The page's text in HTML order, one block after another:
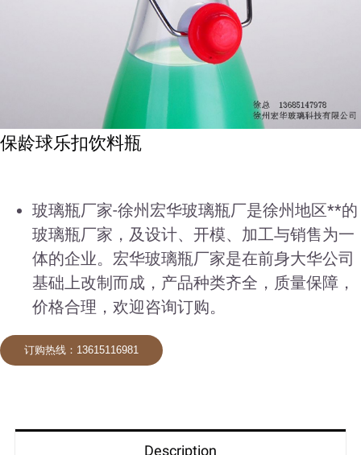
保龄球乐扣饮料瓶
玻璃瓶厂家-徐州宏华玻璃瓶厂是徐州地区**的
玻璃瓶厂家，及设计、开模、加工与销售为一
体的企业。宏华玻璃瓶厂家是在前身大华公司
基础上改制而成，产品种类齐全，质量保障，
价格合理，欢迎咨询订购。
订购热线：13615116981
Description